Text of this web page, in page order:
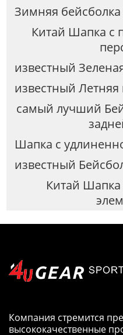
Зимняя бейсболка
Китай Шапка с
известный
известный Летняя
самый лучший
Шапка с
известный
Китай
Компания стремится
высококачественные